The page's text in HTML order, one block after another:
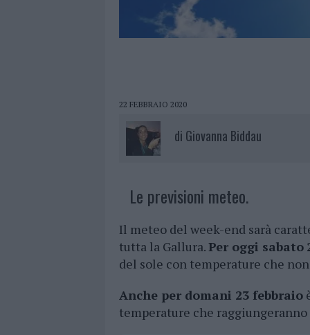
22 FEBBRAIO 2020
di Giovanna Biddau
Le previsioni meteo.
Il meteo del week-end sarà
tutta la Gallura.Per oggi sabato
del sole con temperature che
Anche per domani 23 febbraio
temperature che raggiungeranno